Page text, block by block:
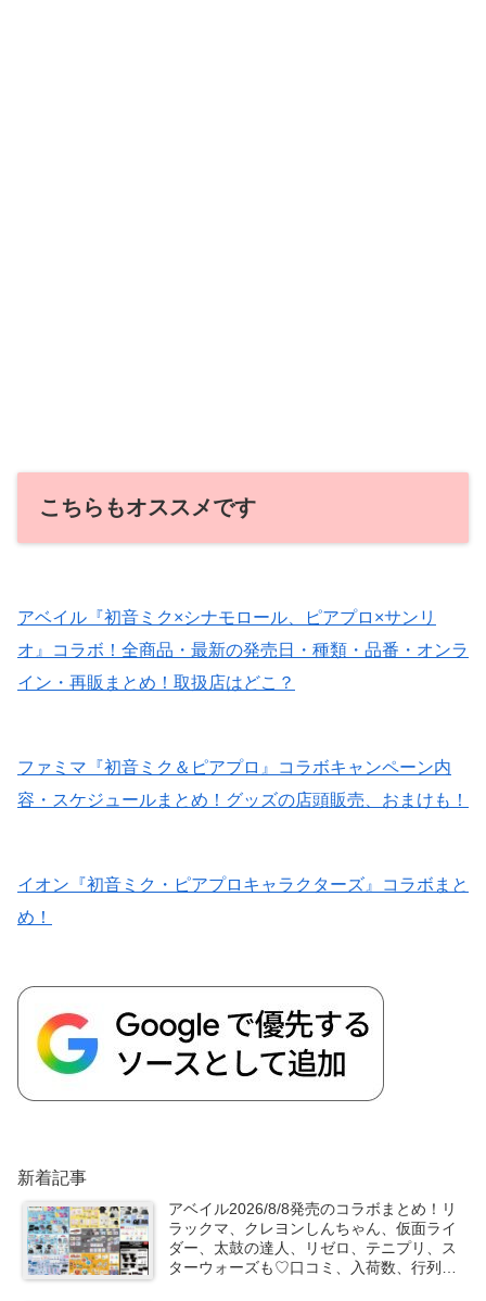
こちらもオススメです
アベイル『初音ミク×シナモロール、ピアプロ×サンリ
オ』コラボ！全商品・最新の発売日・種類・品番・オンラ
イン・再販まとめ！取扱店はどこ？
ファミマ『初音ミク＆ピアプロ』コラボキャンペーン内
容・スケジュールまとめ！グッズの店頭販売、おまけも！
イオン『初音ミク・ピアプロキャラクターズ』コラボまと
め！
新着記事
アベイル2026/8/8発売のコラボまとめ！リ
ラックマ、クレヨンしんちゃん、仮面ライ
ダー、太鼓の達人、リゼロ、テニプリ、ス
ターウォーズも♡口コミ、入荷数、行列、